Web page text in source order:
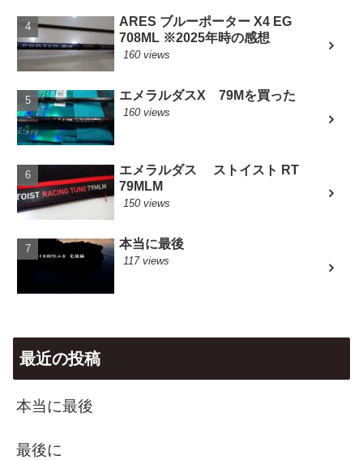
ARES ブルーポーター X4 EG
708ML ※2025年時の感想
160 views
エメラルダスX 79Mを買った
160 views
エメラルダス ストイスト RT
79MLM
150 views
本当に最後
117 views
最近の投稿
本当に最後
最後に